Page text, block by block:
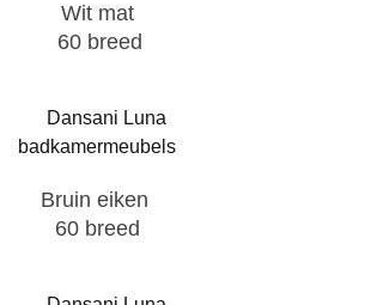
Wit mat
60 breed
Bruin eiken
60 breed